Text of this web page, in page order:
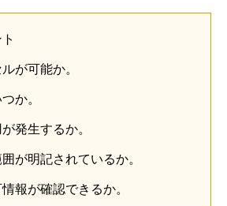
が可能か。
か。
発生するか。
が明記されているか。
報が確認できるか。